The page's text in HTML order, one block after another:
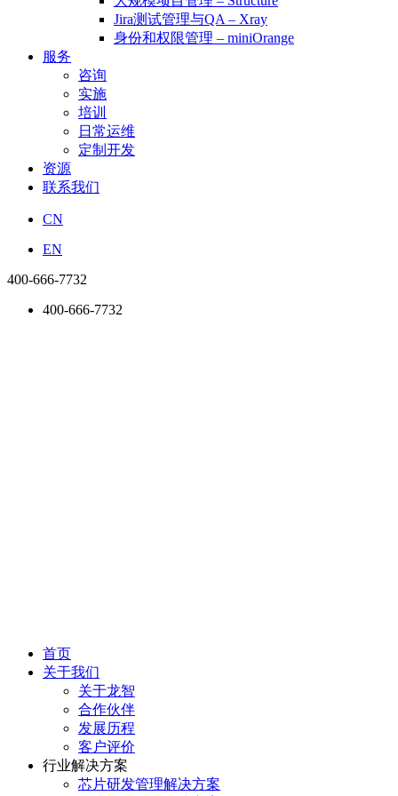
Jira测试管理与QA – Xray
身份和权限管理 – miniOrange
服务
咨询
实施
培训
日常运维
定制开发
资源
联系我们
CN
EN
400-666-7732
400-666-7732
首页
关于我们
关于龙智
合作伙伴
发展历程
客户评价
行业解决方案
芯片研发管理解决方案